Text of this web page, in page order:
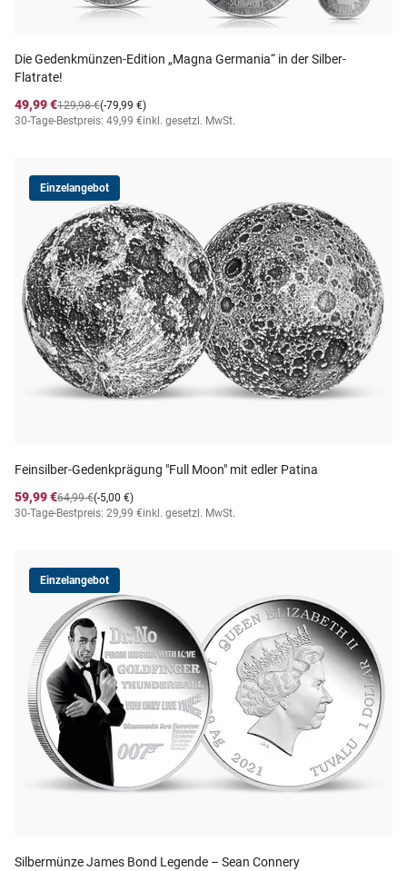
Die Gedenkmünzen-Edition „Magna Germania“ in der Silber-
Flatrate!
49,99 €
(-79,99 €)
129,98 €
30-Tage-Bestpreis: 49,99 €inkl. gesetzl. MwSt.
Einzelangebot
Feinsilber-Gedenkprägung "Full Moon" mit edler Patina
59,99 €
(-5,00 €)
64,99 €
30-Tage-Bestpreis: 29,99 €inkl. gesetzl. MwSt.
Einzelangebot
Silbermünze James Bond Legende – Sean Connery